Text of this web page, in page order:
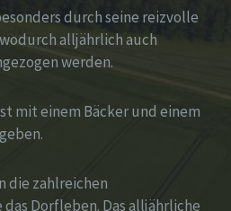
durch seine reizvolle
alljährlich auch
werden.
mit einem Bäcker und einem
die zahlreichen
das Dorfleben. Das alljährliche